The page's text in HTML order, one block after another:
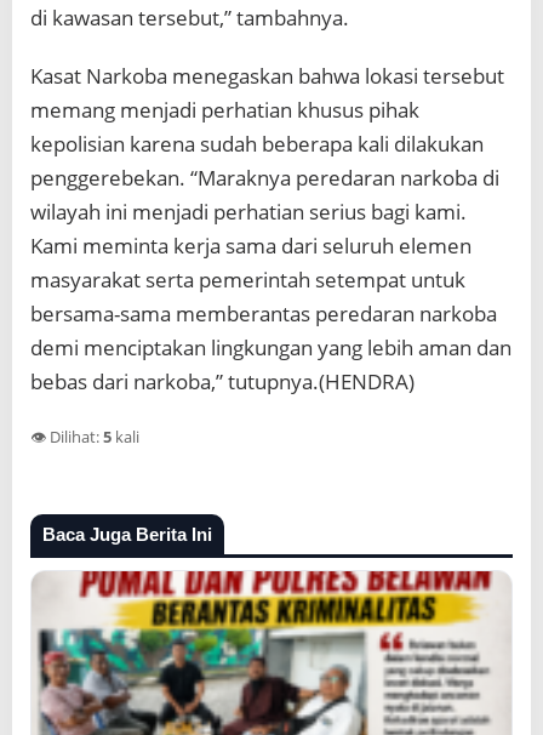
di kawasan tersebut,” tambahnya.
Kasat Narkoba menegaskan bahwa lokasi tersebut
memang menjadi perhatian khusus pihak
kepolisian karena sudah beberapa kali dilakukan
penggerebekan. “Maraknya peredaran narkoba di
wilayah ini menjadi perhatian serius bagi kami.
Kami meminta kerja sama dari seluruh elemen
masyarakat serta pemerintah setempat untuk
bersama-sama memberantas peredaran narkoba
demi menciptakan lingkungan yang lebih aman dan
bebas dari narkoba,” tutupnya.(HENDRA)
👁️ Dilihat:5 kali
Baca Juga Berita Ini